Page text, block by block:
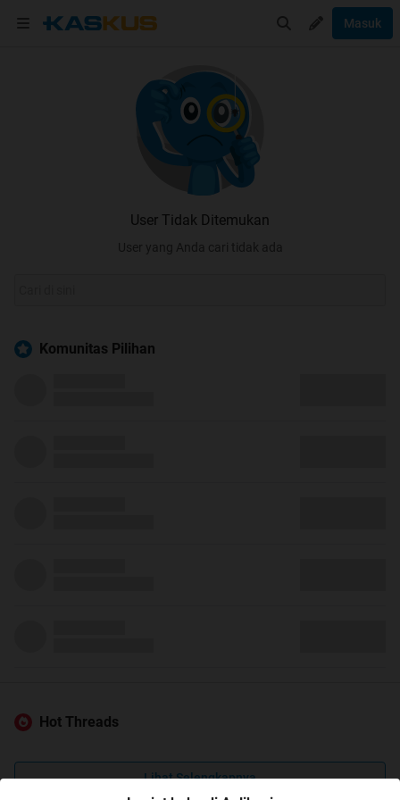
Masuk
User Tidak Ditemukan
User yang Anda cari tidak ada
Komunitas Pilihan
Hot Threads
Lihat Selengkapnya